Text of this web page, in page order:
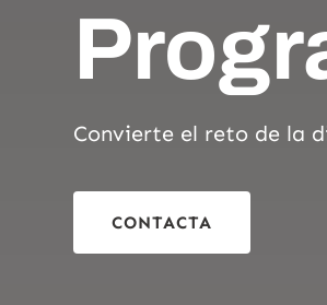
Convierte el reto de la
CONTACTA